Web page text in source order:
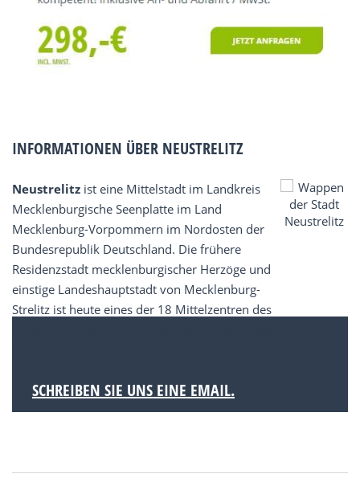
INFORMATIONEN ÜBER NEUSTRELITZ
Neustrelitz ist eine Mittelstadt im Landkreis
Mecklenburgische Seenplatte im Land
Mecklenburg-Vorpommern im Nordosten der
Bundesrepublik Deutschland. Die frühere
Residenzstadt mecklenburgischer Herzöge und
einstige Landeshauptstadt von Mecklenburg-
Strelitz ist heute eines der 18 Mittelzentren des
SCHREIBEN SIE UNS EINE EMAIL.